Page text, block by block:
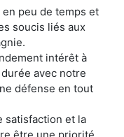
peu de temps et
soucis liés aux
intérêt à
avec notre
défense en tout
satisfaction et la